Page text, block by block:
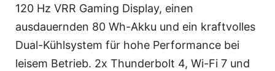
120 Hz VRR Gaming Display, einen
ausdauernden 80 Wh-Akku und ein kraftvolles
Dual-Kühlsystem für hohe Performance bei
leisem Betrieb. 2x Thunderbolt 4, Wi-Fi 7 und